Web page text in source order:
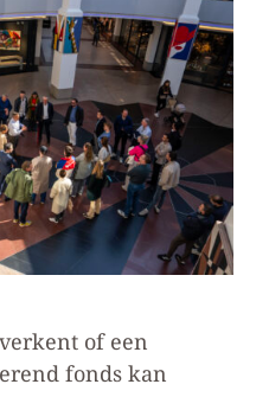
of een
fonds kan